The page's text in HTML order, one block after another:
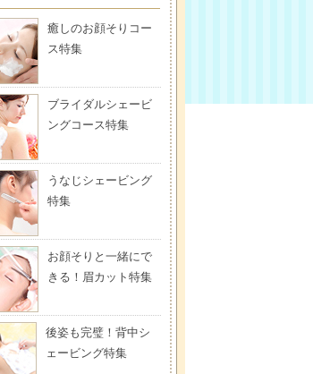
癒しのお顔そりコー
ス特集
ブライダルシェービ
ングコース特集
うなじシェービング
特集
お顔そりと一緒にで
きる！眉カット特集
後姿も完璧！背中シ
ェービング特集